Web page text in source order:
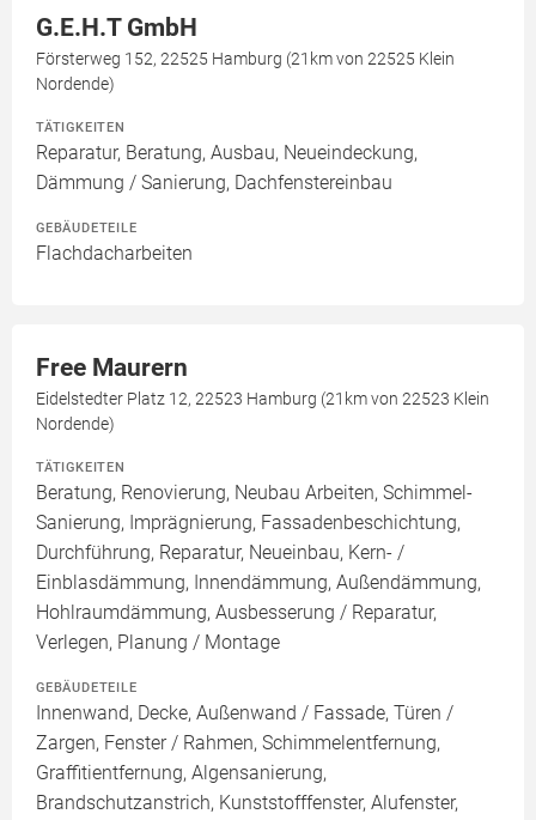
G.E.H.T GmbH
Försterweg 152, 22525 Hamburg (21km von 22525 Klein
Nordende)
TÄTIGKEITEN
Reparatur, Beratung, Ausbau, Neueindeckung,
Dämmung / Sanierung, Dachfenstereinbau
GEBÄUDETEILE
Flachdacharbeiten
Free Maurern
Eidelstedter Platz 12, 22523 Hamburg (21km von 22523 Klein
Nordende)
TÄTIGKEITEN
Beratung, Renovierung, Neubau Arbeiten, Schimmel-
Sanierung, Imprägnierung, Fassadenbeschichtung,
Durchführung, Reparatur, Neueinbau, Kern- /
Einblasdämmung, Innendämmung, Außendämmung,
Hohlraumdämmung, Ausbesserung / Reparatur,
Verlegen, Planung / Montage
GEBÄUDETEILE
Innenwand, Decke, Außenwand / Fassade, Türen /
Zargen, Fenster / Rahmen, Schimmelentfernung,
Graffitientfernung, Algensanierung,
Brandschutzanstrich, Kunststofffenster, Alufenster,